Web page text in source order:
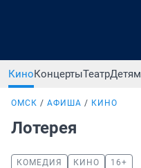
КиноКонцертыТеатрДетям
ОМСК АФИША КИНО
Лотерея
КОМЕДИЯ КИНО 16+